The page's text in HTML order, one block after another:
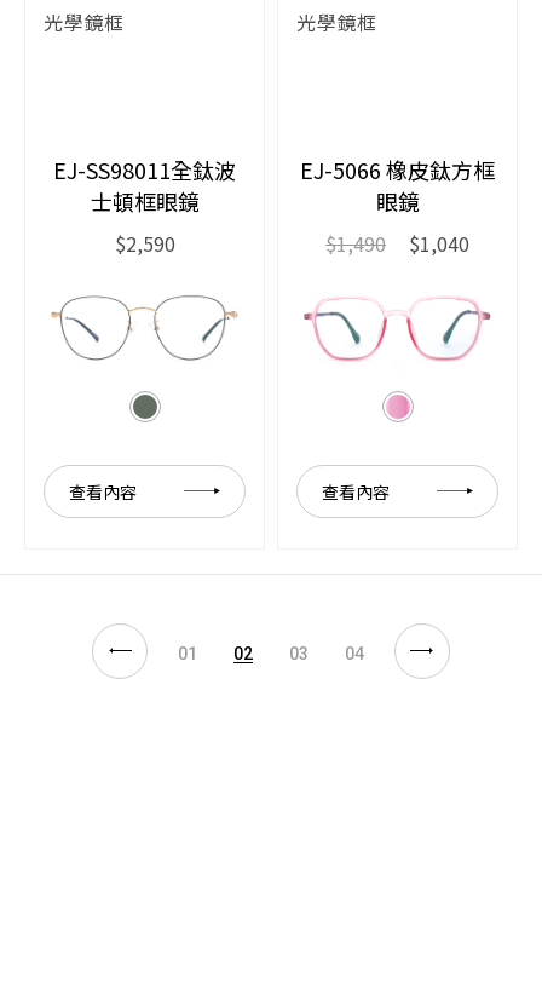
光學鏡框
EJ-SS98011全鈦波
士頓框眼鏡
$2,590
查看內容
光學鏡框
EJ-5066 橡皮鈦方框
眼鏡
$1,490 $1,040
查看內容
01 02 03 04